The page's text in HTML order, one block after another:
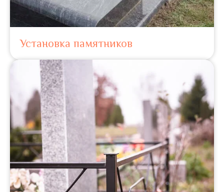
Установка памятников